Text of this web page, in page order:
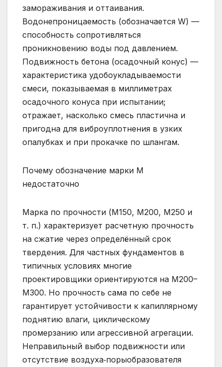
замораживания и оттаивания.
Водонепроницаемость (обозначается W) —
способность сопротивляться
проникновению воды под давлением.
Подвижность бетона (осадочный конус) —
характеристика удобоукладываемости
смеси, показываемая в миллиметрах
осадочного конуса при испытании;
отражает, насколько смесь пластична и
пригодна для виброуплотнения в узких
опалубках и при прокачке по шлангам.
Почему обозначение марки М
недостаточно
Марка по прочности (М150, М200, М250 и
т. п.) характеризует расчетную прочность
на сжатие через определённый срок
твердения. Для частных фундаментов в
типичных условиях многие
проектировщики ориентируются на М200–
М300. Но прочность сама по себе не
гарантирует устойчивости к капиллярному
поднятию влаги, циклическому
промерзанию или агрессивной агрегации.
Неправильный выбор подвижности или
отсутствие воздуха‑порыобразователя